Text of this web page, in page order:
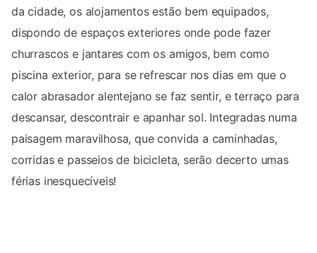
da cidade, os alojamentos estão bem equipados,
dispondo de espaços exteriores onde pode fazer
churrascos e jantares com os amigos, bem como
piscina exterior, para se refrescar nos dias em que o
calor abrasador alentejano se faz sentir, e terraço para
descansar, descontrair e apanhar sol. Integradas numa
paisagem maravilhosa, que convida a caminhadas,
corridas e passeios de bicicleta, serão decerto umas
férias inesquecíveis!